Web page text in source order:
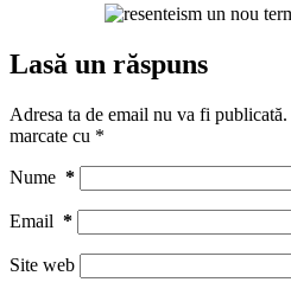
Lasă un răspuns
Adresa ta de email nu va fi publicată.
marcate cu *
Nume *
Email *
Site web